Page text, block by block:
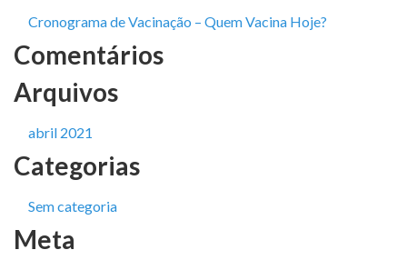
Cronograma de Vacinação – Quem Vacina Hoje?
Comentários
Arquivos
abril 2021
Categorias
Sem categoria
Meta